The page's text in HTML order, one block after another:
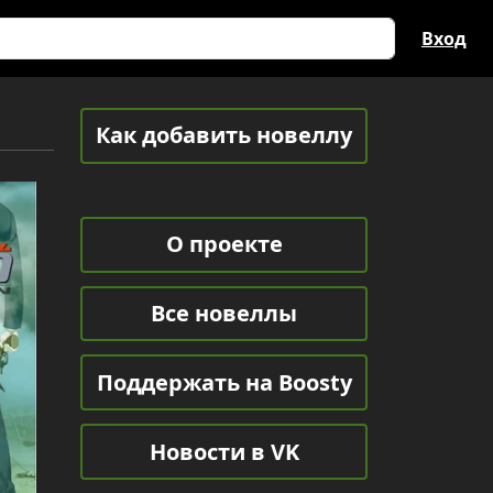
Вход
Как добавить новеллу
О проекте
Все новеллы
Поддержать на Boosty
Новости в VK